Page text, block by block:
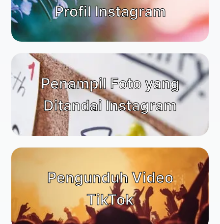
Profil Instagram
Penampil Foto yang
Ditandai Instagram
Pengunduh Video
TikTok